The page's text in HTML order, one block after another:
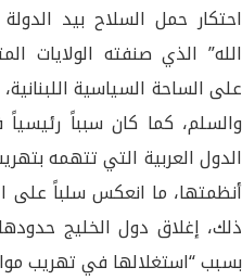
احتكار حمل السلاح بيد
الله” الذي صنفته الولايات
على الساحة السياسية
والسلم، كما كان سبباً رئيسياً
الدول العربية التي تتهمه
أنظمتها، ما انعكس سلباً على
ذلك، إغلاق دول الخليج حدودها
بسبب “استغلالها في تهريب